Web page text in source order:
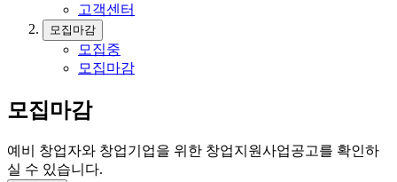
고객센터
모집마감
모집중
모집마감
모집마감
예비 창업자와 창업기업을 위한 창업지원사업공고를 확인하
실 수 있습니다.